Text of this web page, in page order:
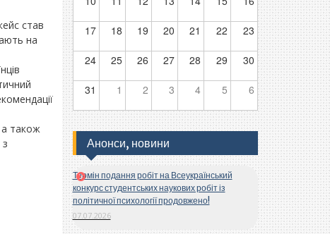
став
на
а також
17 18 19 20 21 22 23
24 25 26 27 28 29 30
31 1 2 3 4 5 6
Анонси, новини
Термін подання робіт на Всеукраїнський
конкурс студентських наукових робіт із
політичної психології продовжено!
07.07.2026